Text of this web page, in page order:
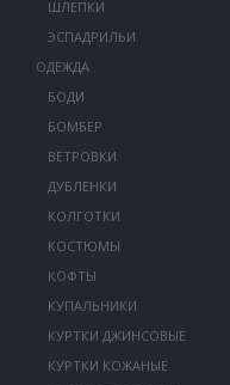
ШЛЕПКИ
ЭСПАДРИЛЬИ
ОДЕЖДА
БОДИ
БОМБЕР
ВЕТРОВКИ
ДУБЛЕНКИ
КОЛГОТКИ
КОСТЮМЫ
КОФТЫ
КУПАЛЬНИКИ
КУРТКИ ДЖИНСОВЫЕ
КУРТКИ КОЖАНЫЕ